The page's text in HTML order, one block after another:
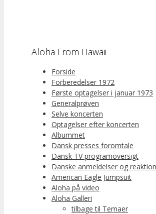
Aloha From Hawaii
Forside
Forberedelser 1972
Første optagelser i januar 1973
Generalprøven
Selve koncerten
Optagelser efter koncerten
Albummet
Dansk presses foromtale
Dansk TV programoversigt
Danske anmeldelser og
American Eagle Jumpsuit
Aloha på video
Aloha Galleri
tilbage til Temaer